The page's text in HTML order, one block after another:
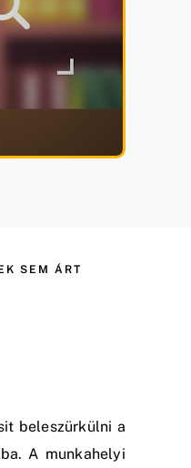
SEM ÁRT
beleszürkülni a
A munkahelyi